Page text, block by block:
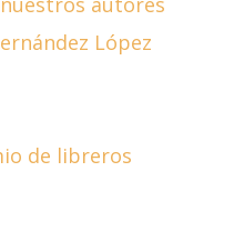
López
de libreros